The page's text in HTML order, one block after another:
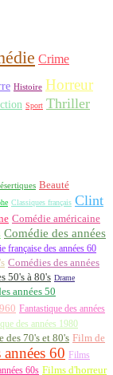
Crime
Histoire Horreur
Sport Thriller
Beauté
Classiques français Clint
Comédie américaine
Comédie des années
française des années 60
Comédies des années
50's à 80's Drame
années 50
Fantastique des années
des années 1980
des 70's et 80's Film de
60 Films
60s Films d'horreur